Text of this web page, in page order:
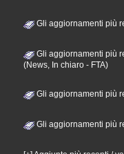
Gli aggiornamenti più
Gli aggiornamenti più
(News, In chiaro - FTA)
Gli aggiornamenti più
Gli aggiornamenti più